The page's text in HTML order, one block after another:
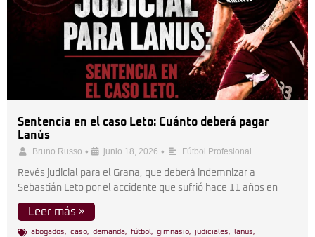
Sentencia en el caso Leto: Cuánto deberá pagar
Lanús
Bruno Russo • junio 18, 2026 • Fútbol Profesional
Revés judicial para el Grana, que deberá indemnizar a
Sebastián Leto por el accidente que sufrió hace 11 años en
Leer más »
abogados, caso, demanda, fútbol , gimnasio, judiciales, lanus,